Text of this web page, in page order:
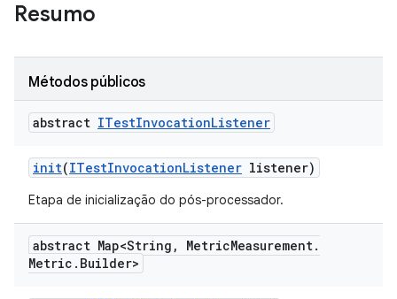
Resumo
Métodos públicos
abstract ITestInvocationListener
init(ITestInvocationListener listener)
Etapa de inicialização do pós-processador.
abstract Map<String , MetricMeasurement.
Metric . Builder>